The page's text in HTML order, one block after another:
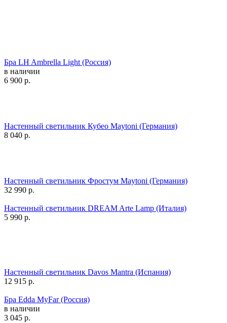
Бра LH Ambrella Light (Россия)
в наличии
6 900 р.
Настенный светильник Кубео Maytoni (Германия)
8 040 р.
Настенный светильник Фростум Maytoni (Германия)
32 990 р.
Настенный светильник DREAM Arte Lamp (Италия)
5 990 р.
Настенный светильник Davos Mantra (Испания)
12 915 р.
Бра Edda MyFar (Россия)
в наличии
3 045 р.